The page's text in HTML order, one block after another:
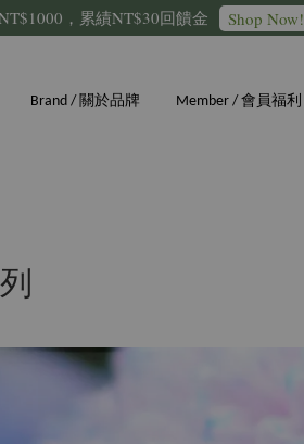
，累績NT$30回饋金 Shop Now!
Brand / 關於品牌 Member / 會員福利